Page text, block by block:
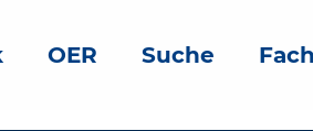
OER Suche